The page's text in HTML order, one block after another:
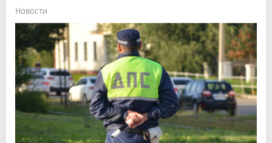
Новости